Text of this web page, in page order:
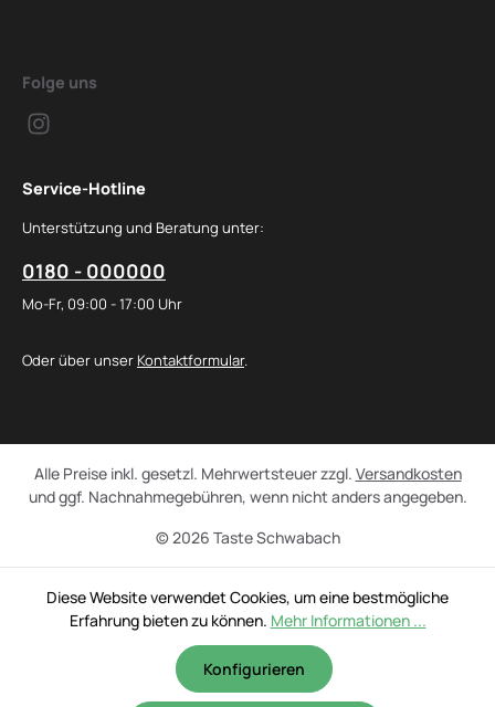
Folge uns
Service-Hotline
Unterstützung und Beratung unter:
0180 - 000000
Mo-Fr, 09:00 - 17:00 Uhr
Oder über unser Kontaktformular.
© 2026 Taste Schwabach
Alle Preise inkl. gesetzl. Mehrwertsteuer zzgl. Versandkosten
und ggf. Nachnahmegebühren, wenn nicht anders angegeben.
Diese Website verwendet Cookies, um eine bestmögliche
Erfahrung bieten zu können. Mehr Informationen ...
Konfigurieren